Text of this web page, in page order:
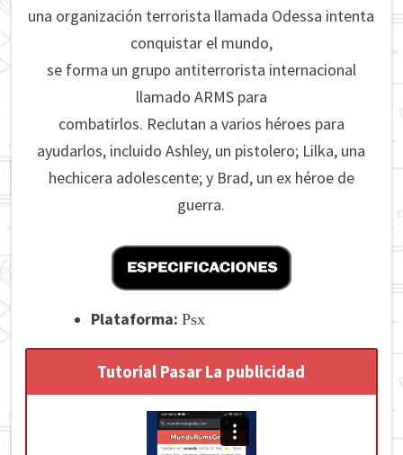
una organización terrorista llamada Odessa intenta
conquistar el mundo,
se forma un grupo antiterrorista internacional
llamado ARMS para
combatirlos. Reclutan a varios héroes para
ayudarlos, incluido Ashley, un pistolero; Lilka, una
hechicera adolescente;y Brad, un ex héroe de
guerra.
Plataforma: Psx
Tutorial Pasar La publicidad